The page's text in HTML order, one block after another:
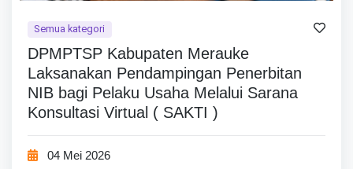
Semua kategori
DPMPTSP Kabupaten Merauke
Laksanakan Pendampingan Penerbitan
NIB bagi Pelaku Usaha Melalui Sarana
Konsultasi Virtual ( SAKTI )
04 Mei 2026